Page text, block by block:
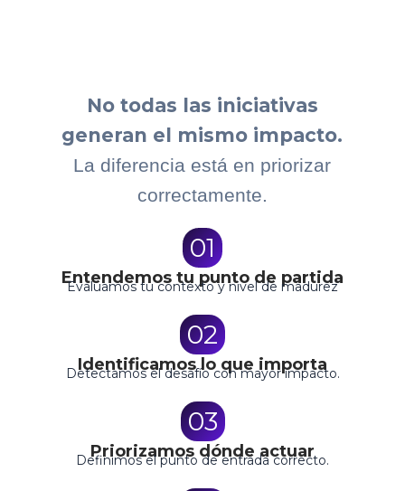
No todas las iniciativas
generan el mismo impacto.
La diferencia está en priorizar
correctamente.
01
Entendemos tu punto de partida
Evaluamos tu contexto y nivel de madurez
02
Identificamos lo que importa
Detectamos el desafío con mayor impacto.
03
Priorizamos dónde actuar
Definimos el punto de entrada correcto.